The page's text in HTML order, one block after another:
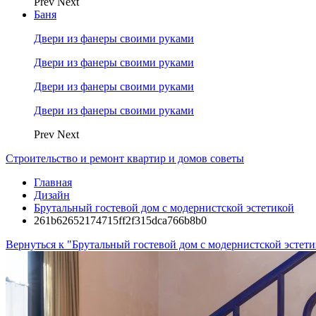
Баня
Двери из фанеры своими руками
Двери из фанеры своими руками
Двери из фанеры своими руками
Двери из фанеры своими руками
Prev Next
Строительство и ремонт квартир и домов советы
Главная
Дизайн
Брутальный гостевой дом с модернистской эстетикой
261b62652174715ff2f315dca766b8b0
Вернуться к "Брутальный гостевой дом с модернистской